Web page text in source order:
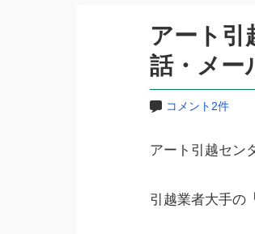
アート引
話・メー
コメント2件
アート引越セン
引越業者大手の